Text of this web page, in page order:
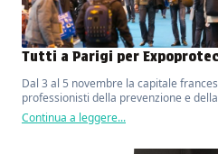
Tutti a Parigi per
Dal 3 al 5 novembre la capitale
professionisti della prevenzione e
Continua a leggere...